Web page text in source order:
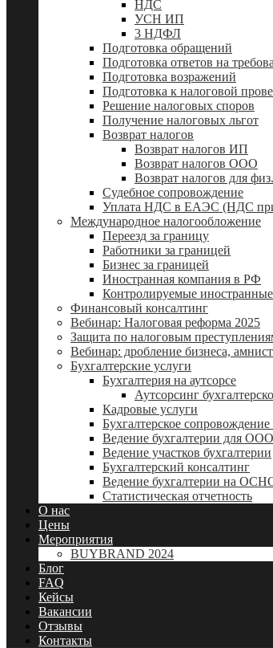
НДС
УСН ИП
3 НДФЛ
Подготовка обращений
Подготовка ответов на
Подготовка возражений
Подготовка к налоговой
Решение налоговых споров
Получение налоговых льгот
Возврат налогов
Возврат налогов ИП
Возврат налогов ООО
Возврат налогов для
Судебное сопровождение
Уплата НДС в ЕАЭС (НДС при
Международное налогообложение
Переезд за границу
Работники за границей
Бизнес за границей
Иностранная компания в РФ
Контролируемые
Финансовый консалтинг
Вебинар: Налоговая реформа 2025
Защита по налоговым
Вебинар: дробление бизнеса,
Бухгалтерские услуги
Бухгалтерия на аутсорсе
Аутсорсинг
Кадровые услуги
Бухгалтерское
Ведение бухгалтерии для ООО
Ведение участков бухгалтерии
Бухгалтерский консалтинг
Ведение бухгалтерии на
Статистическая отчетность
О нас
Цены
Мероприятия
BUYBRAND 2024
Блог
FAQ
Кейсы
Вакансии
Отзывы
Контакты